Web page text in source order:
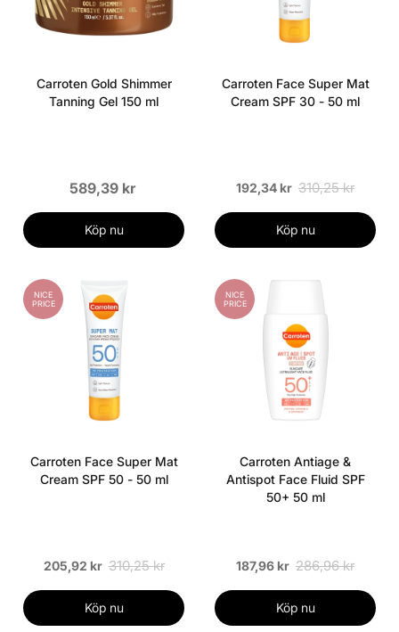
Carroten Gold Shimmer
Tanning Gel 150 ml
589,39 kr
Köp nu
Carroten Face Super Mat
Cream SPF 30 - 50 ml
192,34 kr 310,25 kr
Köp nu
NICE
PRICE
Carroten Face Super Mat
Cream SPF 50 - 50 ml
205,92 kr 310,25 kr
Köp nu
NICE
PRICE
Carroten Antiage &
Antispot Face Fluid SPF
50+ 50 ml
187,96 kr 286,96 kr
Köp nu